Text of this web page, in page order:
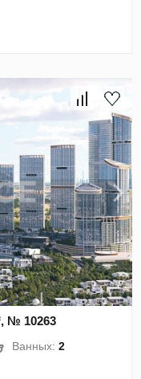
№ 10263
Ванных:2